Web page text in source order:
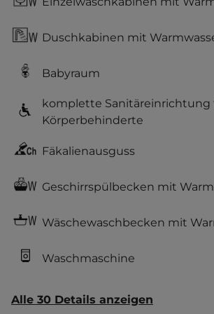
Duschkabinen mit
Babyraum
komplette Sanitäreinrichtung
Körperbehinderte
Fäkalienausguss
Geschirrspülbecken mit
Wäschewaschbecken mit
Waschmaschine
Alle 30 Details anzeigen